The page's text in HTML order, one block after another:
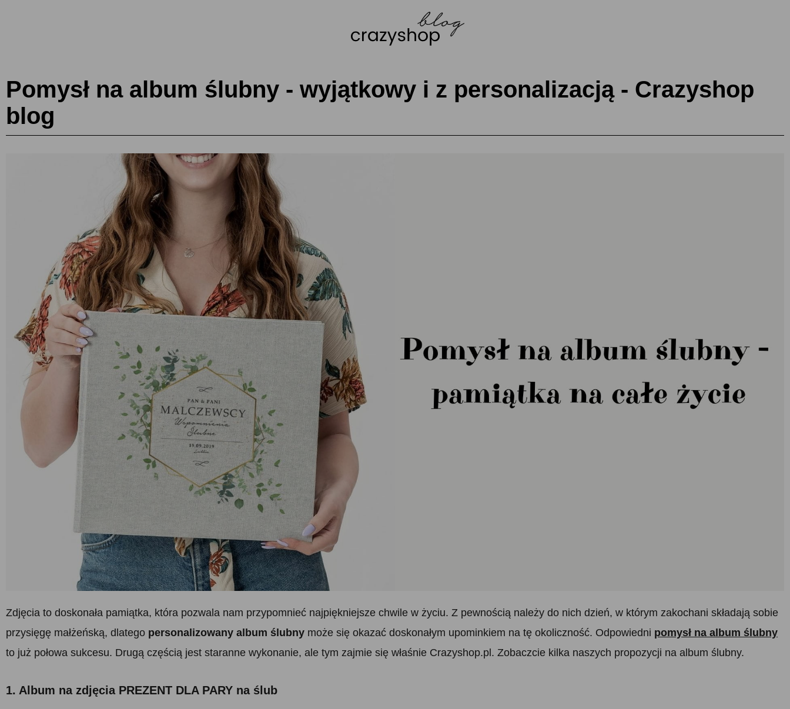
Pomysł na album ślubny - wyjątkowy i z personalizacją - Crazyshop
blog
Zdjęcia to doskonała pamiątka, która pozwala nam przypomnieć najpiękniejsze chwile w życiu. Z pewnością należy do nich dzień, w którym zakochani składają sobie
przysięgę małżeńską, dlatego personalizowany album ślubny może się okazać doskonałym upominkiem na tę okoliczność. Odpowiedni pomysł na album ślubny
to już połowa sukcesu. Drugą częścią jest staranne wykonanie, ale tym zajmie się właśnie Crazyshop.pl. Zobaczcie kilka naszych propozycji na album ślubny.
1. Album na zdjęcia PREZENT DLA PARY na ślub